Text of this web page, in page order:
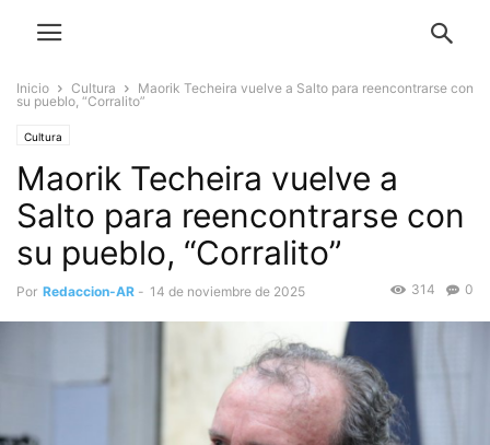
Inicio Cultura
Maorik Techeira vuelve a Salto para reencontrarse con
su pueblo, “Corralito”
Cultura
Maorik Techeira vuelve a
Salto para reencontrarse con
su pueblo, “Corralito”
Por Redaccion-AR - 14 de noviembre de 2025 0
314